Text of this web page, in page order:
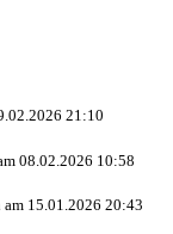
21:10
08.02.2026 10:58
15.01.2026 20:43